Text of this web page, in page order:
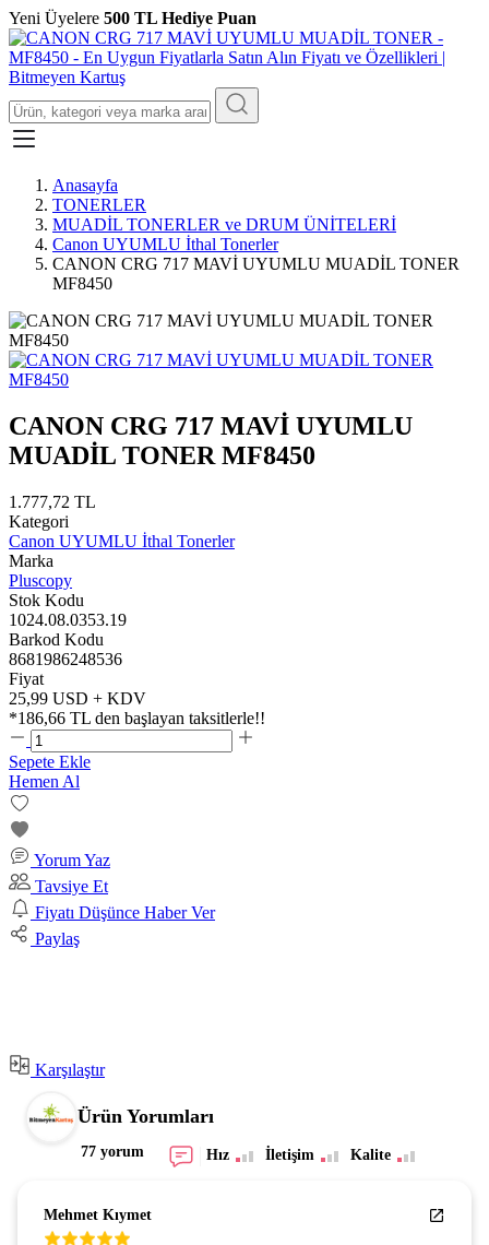
Yeni Üyelere 500 TL Hediye Puan
Anasayfa
TONERLER
MUADİL TONERLER ve DRUM ÜNİTELERİ
Canon UYUMLU İthal Tonerler
CANON CRG 717 MAVİ UYUMLU MUADİL TONER
MF8450
CANON CRG 717 MAVİ UYUMLU
MUADİL TONER MF8450
1.777,72 TL
Kategori
Canon UYUMLU İthal Tonerler
Marka
Pluscopy
Stok Kodu
1024.08.0353.19
Barkod Kodu
8681986248536
Fiyat
25,99 USD + KDV
*186,66 TL den başlayan taksitlerle!!
Sepete Ekle
Hemen Al
Yorum Yaz
Tavsiye Et
Fiyatı Düşünce Haber Ver
Paylaş
Karşılaştır
Ürün Yorumları
77 yorum Hız İletişim Kalite
Mehmet Kıymet